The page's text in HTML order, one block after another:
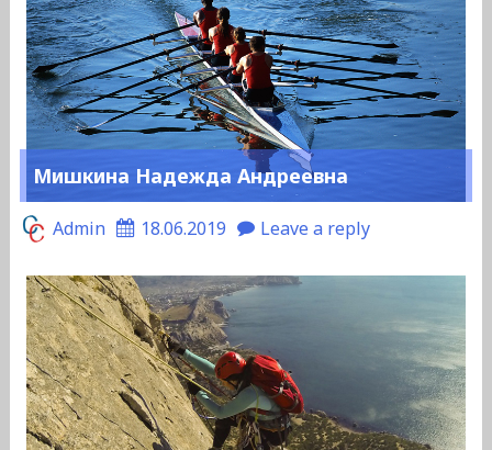
Мишкина Надежда Андреевна
Admin 18.06.2019 Leave a reply